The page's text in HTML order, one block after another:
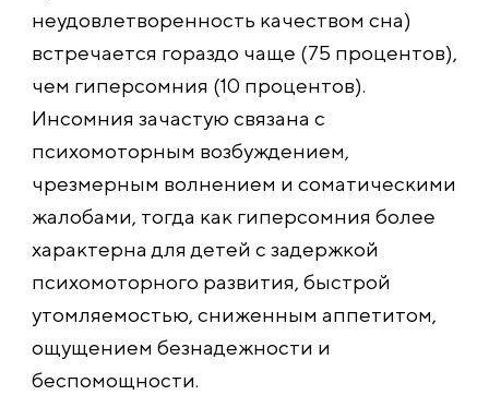
неудовлетворенность качеством сна)
встречается гораздо чаще (75 процентов),
чем гиперсомния (10 процентов).
Инсомния зачастую связана с
психомоторным возбуждением,
чрезмерным волнением и соматическими
жалобами, тогда как гиперсомния более
характерна для детей с задержкой
психомоторного развития, быстрой
утомляемостью, сниженным аппетитом,
ощущением безнадежности и
беспомощности.